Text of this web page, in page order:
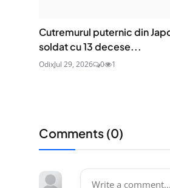
Cutremurul puternic din
soldat cu 13 decese...
OdixJul 29, 2026 0 1
Comments (0)